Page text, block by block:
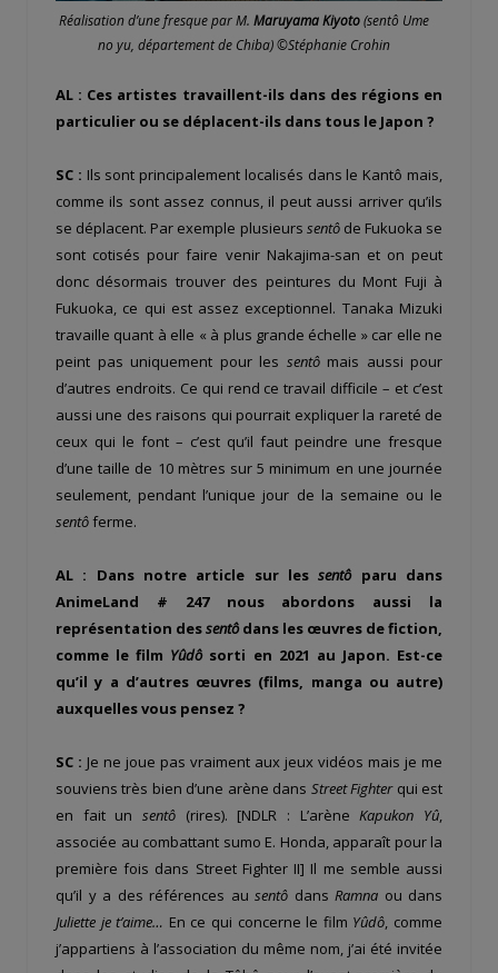
Réalisation d’une fresque par M. Maruyama Kiyoto(sentô Ume
no yu, département de Chiba) ©Stéphanie Crohin
AL : Ces artistes travaillent-ils dans des régions en
particulier ou se déplacent-ils dans tous le Japon ?
SC : Ils sont principalement localisés dans le Kantô mais,
comme ils sont assez connus, il peut aussi arriver qu’ils
se déplacent. Par exemple plusieurs sentôde Fukuoka se
sont cotisés pour faire venir Nakajima-san et on peut
donc désormais trouver des peintures du Mont Fuji à
Fukuoka, ce qui est assez exceptionnel. Tanaka Mizuki
travaille quant à elle « à plus grande échelle » car elle ne
peint pas uniquement pour les sentômais aussi pour
d’autres endroits. Ce qui rend ce travail difficile – et c’est
aussi une des raisons qui pourrait expliquer la rareté de
ceux qui le font – c’est qu’il faut peindre une fresque
d’une taille de 10 mètres sur 5 minimum en une journée
seulement, pendant l’unique jour de la semaine ou le
sentôferme.
AL : Dans notre article sur lessentôparu dans
AnimeLand # 247 nous abordons aussi la
représentation dessentôdans les œuvres de fiction,
comme le film Yûdôsorti en 2021 au Japon. Est-ce
qu’il y a d’autres œuvres (films, manga ou autre)
auxquelles vous pensez ?
SC : Je ne joue pas vraiment aux jeux vidéos mais je me
souviens très bien d’une arène dans Street Fighterqui est
en fait un sentô (rires). [NDLR : L’arèneKapukon Yû,
associée au combattant sumo E. Honda, apparaît pour la
première fois dans Street Fighter II] Il me semble aussi
qu’il y a des références au sentô dans Ramna ou dans
Juliette je t’aime… En ce qui concerne le film Yûdô, comme
j’appartiens à l’association du même nom, j’ai été invitée